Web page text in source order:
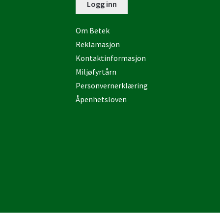
Logg inn
Om Betek
Reklamasjon
Kontaktinformasjon
Miljøfyrtårn
Personvernerklæring
Åpenhetsloven